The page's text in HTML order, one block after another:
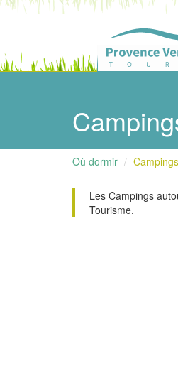
Où dormir Campings
Les Campings
Tourisme.